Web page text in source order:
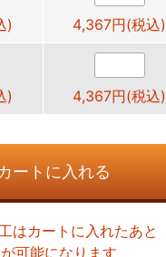
)
4,367円(税込)
)
4,367円(税込)
ートに入れる
はカートに入れたあと
可能になります